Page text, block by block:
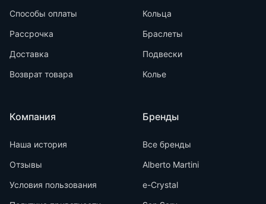
Способы оплаты
Рассрочка
Доставка
Возврат товара
Компания
Наша история
Отзывы
Условия пользования
Кольца
Браслеты
Подвески
Колье
Бренды
Все бренды
Alberto Martini
e-Crystal